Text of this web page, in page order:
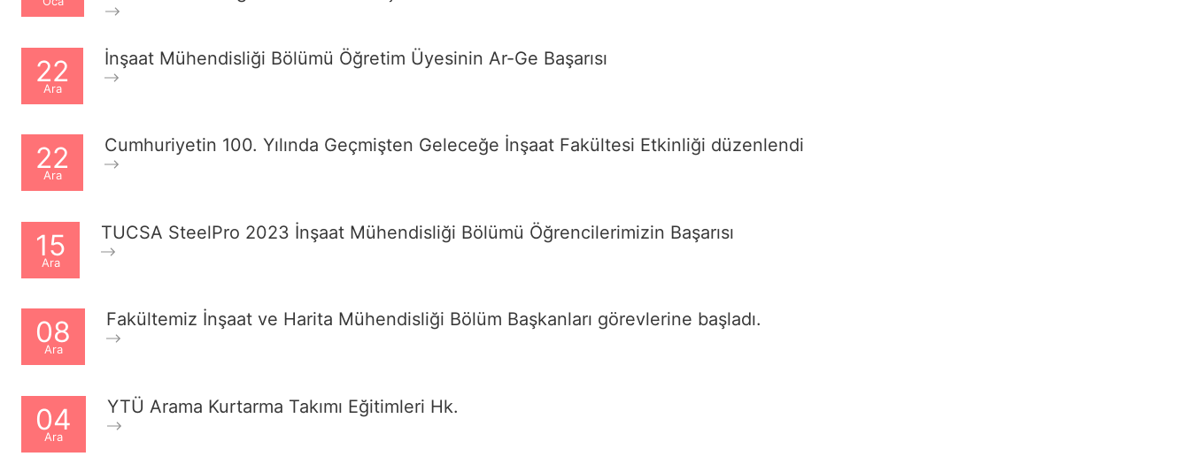
22
Ara
İnşaat Mühendisliği Bölümü Öğretim Üyesinin Ar-Ge Başarısı
22
Ara
Cumhuriyetin 100. Yılında Geçmişten Geleceğe İnşaat Fakültesi Etkinliği düzenlendi
15
Ara
TUCSA SteelPro 2023 İnşaat Mühendisliği Bölümü Öğrencilerimizin Başarısı
08
Ara
Fakültemiz İnşaat ve Harita Mühendisliği Bölüm Başkanları görevlerine başladı.
04
Ara
YTÜ Arama Kurtarma Takımı Eğitimleri Hk.